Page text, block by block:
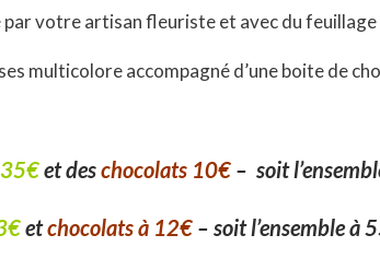
votre artisan fleuriste et avec du
multicolore accompagné d’une boite de
et deschocolats 10€ – soit
etchocolats à 12€ – soit l’ensemble à